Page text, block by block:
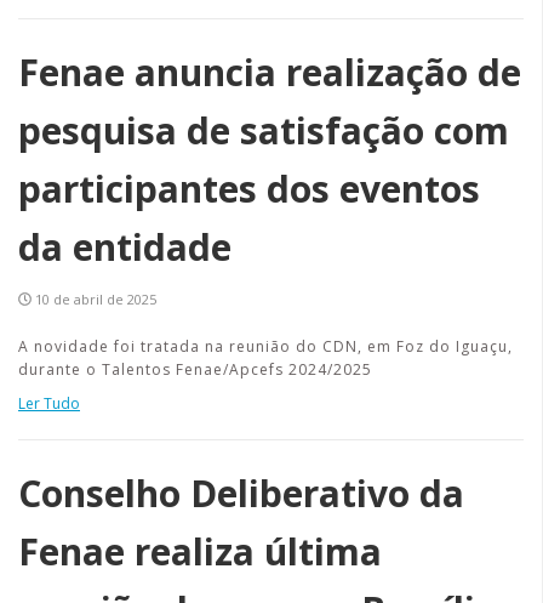
Fenae anuncia realização de
pesquisa de satisfação com
participantes dos eventos
da entidade
10 de abril de 2025
A novidade foi tratada na reunião do CDN, em Foz do Iguaçu,
durante o Talentos Fenae/Apcefs 2024/2025
Ler Tudo
Conselho Deliberativo da
Fenae realiza última